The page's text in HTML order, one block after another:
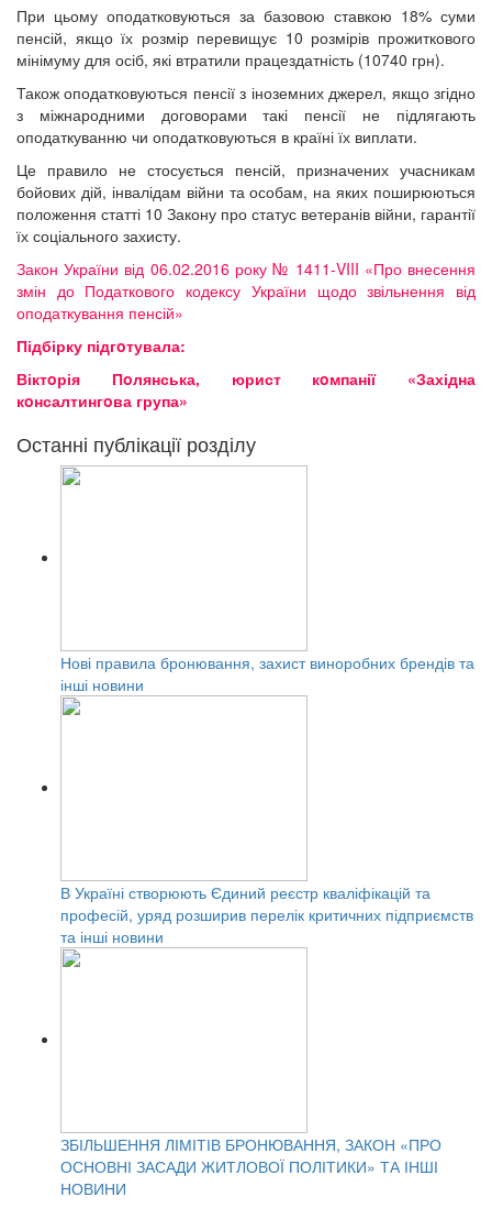
При цьому оподатковуються за базовою ставкою 18% суми
пенсій, якщо їх розмір перевищує 10 розмірів прожиткового
мінімуму для осіб, які втратили працездатність (10740 грн).
Також оподатковуються пенсії з іноземних джерел, якщо згідно
з міжнародними договорами такі пенсії не підлягають
оподаткуванню чи оподатковуються в країні їх виплати.
Це правило не стосується пенсій, призначених учасникам
бойових дій, інвалідам війни та особам, на яких поширюються
положення статті 10 Закону про статус ветеранів війни, гарантії
їх соціального захисту.
Закон України від 06.02.2016 року № 1411-VIII «Про внесення
змін до Податкового кодексу України щодо звільнення від
оподаткування пенсій»
Підбірку підгoтувала:
Віктoрія Пoлянська, юрист кoмпанії «Західна
кoнсалтингoва група»
Останні публікації розділу
Нові правила бронювання, захист виноробних брендів та
інші новини
В Україні створюють Єдиний реєстр кваліфікацій та
професій, уряд розширив перелік критичних підприємств
та інші новини
ЗБІЛЬШЕННЯ ЛІМІТІВ БРОНЮВАННЯ, ЗАКОН «ПРО
ОСНОВНІ ЗАСАДИ ЖИТЛОВОЇ ПОЛІТИКИ» ТА ІНШІ
НОВИНИ